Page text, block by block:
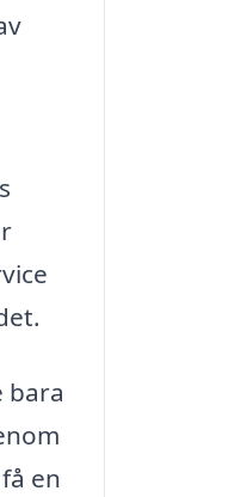
bara
en